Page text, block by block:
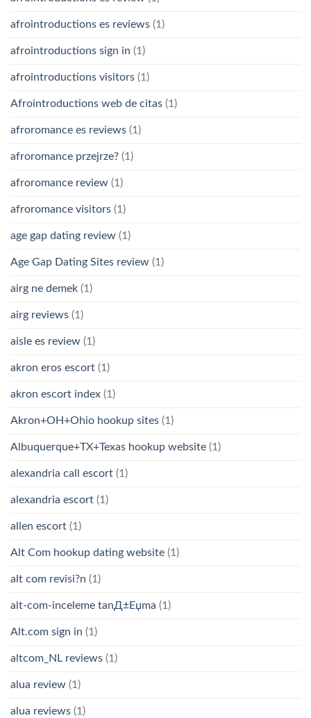
afrointroductions es reviews (1)
afrointroductions sign in (1)
afrointroductions visitors (1)
Afrointroductions web de citas (1)
afroromance es reviews (1)
afroromance przejrze? (1)
afroromance review (1)
afroromance visitors (1)
age gap dating review (1)
Age Gap Dating Sites review (1)
airg ne demek (1)
airg reviews (1)
aisle es review (1)
akron eros escort (1)
akron escort index (1)
Akron+OH+Ohio hookup sites (1)
Albuquerque+TX+Texas hookup website (1)
alexandria call escort (1)
alexandria escort (1)
allen escort (1)
Alt Com hookup dating website (1)
alt com revisi?n (1)
alt-com-inceleme tanД±Еџma (1)
Alt.com sign in (1)
altcom_NL reviews (1)
alua review (1)
alua reviews (1)